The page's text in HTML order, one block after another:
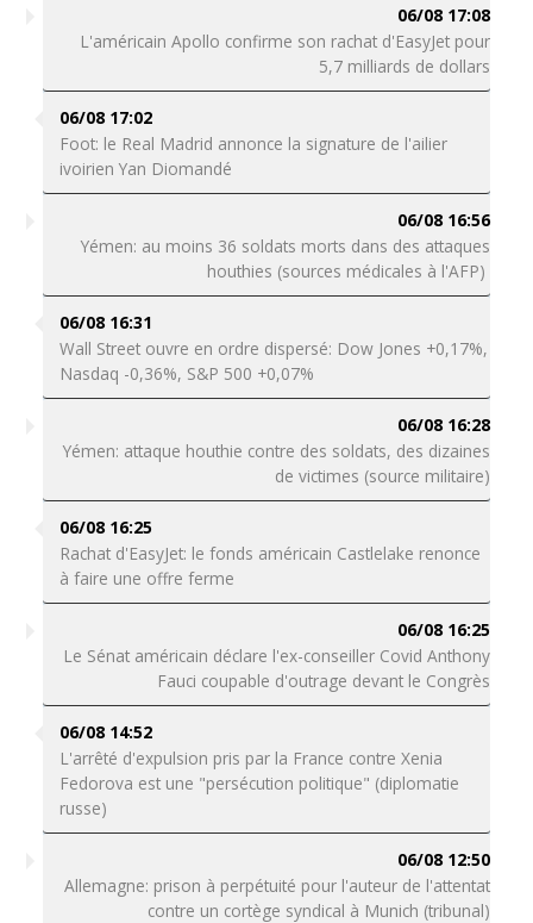
06/08 17:08
L'américain Apollo confirme son rachat d'EasyJet pour
5,7 milliards de dollars
06/08 17:02
Foot: le Real Madrid annonce la signature de l'ailier
ivoirien Yan Diomandé
06/08 16:56
Yémen: au moins 36 soldats morts dans des attaques
houthies (sources médicales à l'AFP)
06/08 16:31
Wall Street ouvre en ordre dispersé: Dow Jones +0,17%,
Nasdaq -0,36%, S&P 500 +0,07%
06/08 16:28
Yémen: attaque houthie contre des soldats, des dizaines
de victimes (source militaire)
06/08 16:25
Rachat d'EasyJet: le fonds américain Castlelake renonce
à faire une offre ferme
06/08 16:25
Le Sénat américain déclare l'ex-conseiller Covid Anthony
Fauci coupable d'outrage devant le Congrès
06/08 14:52
L'arrêté d'expulsion pris par la France contre Xenia
Fedorova est une "persécution politique" (diplomatie
russe)
06/08 12:50
Allemagne: prison à perpétuité pour l'auteur de l'attentat
contre un cortège syndical à Munich (tribunal)